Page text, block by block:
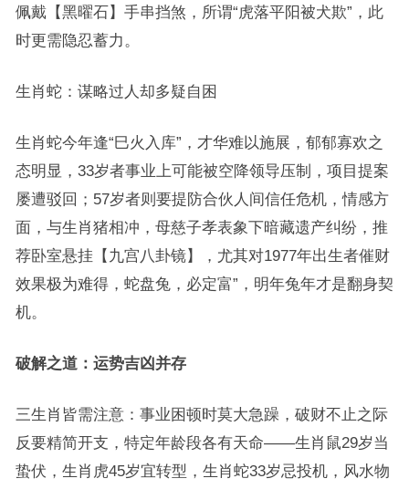
佩戴【黑曜石】手串挡煞，所谓“虎落平阳被犬欺”，此
时更需隐忍蓄力。
生肖蛇：谋略过人却多疑自困
生肖蛇今年逢“巳火入库”，才华难以施展，郁郁寡欢之
态明显，33岁者事业上可能被空降领导压制，项目提案
屡遭驳回；57岁者则要提防合伙人间信任危机，情感方
面，与生肖猪相冲，母慈子孝表象下暗藏遗产纠纷，推
荐卧室悬挂【九宫八卦镜】，尤其对1977年出生者催财
效果极为难得，蛇盘兔，必定富”，明年兔年才是翻身契
机。
破解之道：运势吉凶并存
三生肖皆需注意：事业困顿时莫大急躁，破财不止之际
反要精简开支，特定年龄段各有天命——生肖鼠29岁当
蛰伏，生肖虎45岁宜转型，生肖蛇33岁忌投机，风水物